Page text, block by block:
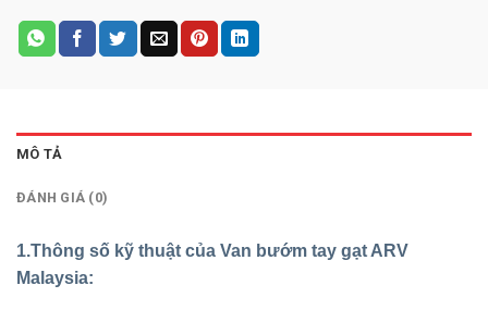
MÔ TẢ
ĐÁNH GIÁ (0)
1.Thông số kỹ thuật của Van bướm tay gạt ARV
Malaysia: